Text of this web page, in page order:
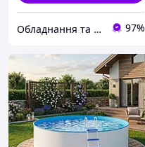
Обладнання та хімія для басейнів з доставкою по всій Україні 97%